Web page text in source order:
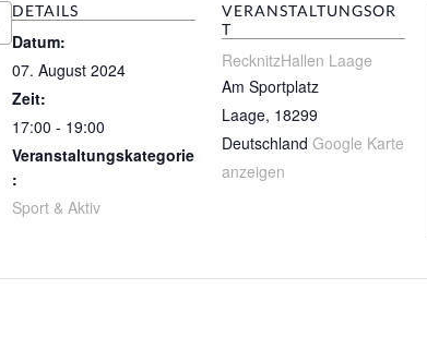
DETAILS
Datum:
07. August 2024
Zeit:
17:00 - 19:00
Veranstaltungskategorie
:
Sport & Aktiv
VERANSTALTUNGSOR
T
RecknitzHallen Laage
Am Sportplatz
Laage, 18299
Deutschland Google Karte
anzeigen